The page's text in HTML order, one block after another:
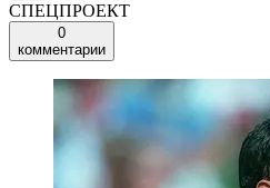
СПЕЦПРОЕКТ
0
комментарии